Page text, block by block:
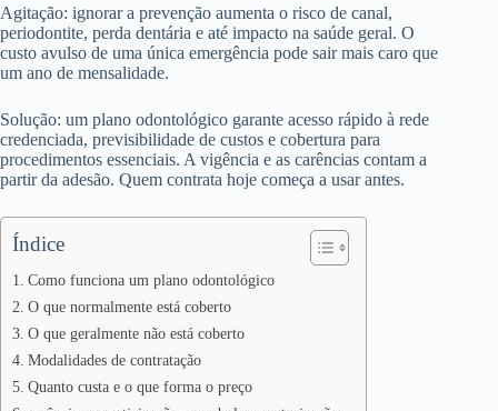
Agitação: ignorar a prevenção aumenta o risco de canal,
periodontite, perda dentária e até impacto na saúde geral. O
custo avulso de uma única emergência pode sair mais caro que
um ano de mensalidade.
Solução: um plano odontológico garante acesso rápido à rede
credenciada, previsibilidade de custos e cobertura para
procedimentos essenciais. A vigência e as carências contam a
partir da adesão. Quem contrata hoje começa a usar antes.
Índice
Como funciona um plano odontológico
O que normalmente está coberto
O que geralmente não está coberto
Modalidades de contratação
Quanto custa e o que forma o preço